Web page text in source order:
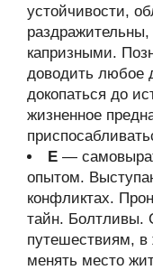
устойчивости,
капризными.
доводить любое
докопаться до
жизненное
Е —
опытом.
конфликтах.
тайн. Болтливы.
путешествиям, в
менять место